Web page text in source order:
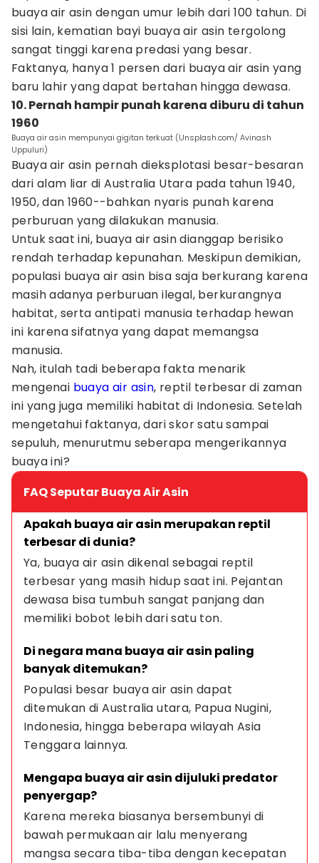
buaya air asin dengan umur lebih dari 100 tahun. Di
sisi lain, kematian bayi buaya air asin tergolong
sangat tinggi karena predasi yang besar.
Faktanya, hanya 1 persen dari buaya air asin yang
baru lahir yang dapat bertahan hingga dewasa.
10. Pernah hampir punah karena diburu di tahun
1960
Buaya air asin mempunyai gigitan terkuat (Unsplash.com/ Avinash
Uppuluri)
Buaya air asin pernah dieksplotasi besar-besaran
dari alam liar di Australia Utara pada tahun 1940,
1950, dan 1960--bahkan nyaris punah karena
perburuan yang dilakukan manusia.
Untuk saat ini, buaya air asin dianggap berisiko
rendah terhadap kepunahan. Meskipun demikian,
populasi buaya air asin bisa saja berkurang karena
masih adanya perburuan ilegal, berkurangnya
habitat, serta antipati manusia terhadap hewan
ini karena sifatnya yang dapat memangsa
manusia.
Nah, itulah tadi beberapa fakta menarik
mengenai buaya air asin, reptil terbesar di zaman
ini yang juga memiliki habitat di Indonesia. Setelah
mengetahui faktanya, dari skor satu sampai
sepuluh, menurutmu seberapa mengerikannya
buaya ini?
FAQ Seputar Buaya Air Asin
Apakah buaya air asin merupakan reptil
terbesar di dunia?
Ya, buaya air asin dikenal sebagai reptil
terbesar yang masih hidup saat ini. Pejantan
dewasa bisa tumbuh sangat panjang dan
memiliki bobot lebih dari satu ton.
Di negara mana buaya air asin paling
banyak ditemukan?
Populasi besar buaya air asin dapat
ditemukan di Australia utara, Papua Nugini,
Indonesia, hingga beberapa wilayah Asia
Tenggara lainnya.
Mengapa buaya air asin dijuluki predator
penyergap?
Karena mereka biasanya bersembunyi di
bawah permukaan air lalu menyerang
mangsa secara tiba-tiba dengan kecepatan